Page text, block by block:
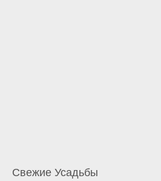
Свежие Усадьбы